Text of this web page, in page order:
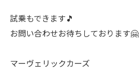
試乗もできます🎵
お問い合わせお待ちしております🤗
マーヴェリックカーズ